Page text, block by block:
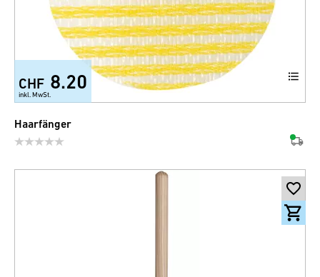
CHF 8.20
inkl. MwSt.
Haarfänger